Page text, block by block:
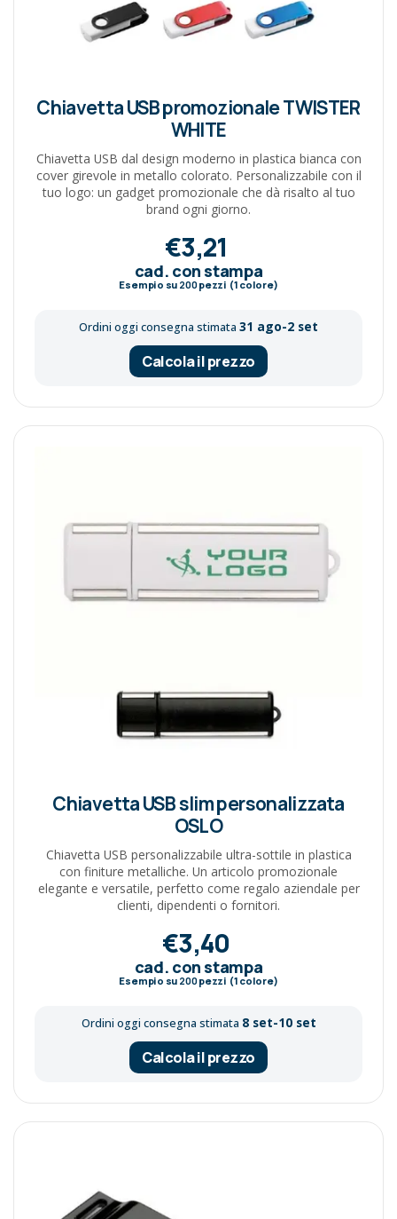
Chiavetta USB promozionale TWISTER
WHITE
Chiavetta USB dal design moderno in plastica bianca con
cover girevole in metallo colorato. Personalizzabile con il
tuo logo: un gadget promozionale che dà risalto al tuo
brand ogni giorno.
€3,21
cad. con stampa
Esempio su 200pezzi (1 colore)
Ordini oggi consegna stimata 31 ago-2 set
Calcola il prezzo
Chiavetta USB slim personalizzata
OSLO
Chiavetta USB personalizzabile ultra-sottile in plastica
con finiture metalliche. Un articolo promozionale
elegante e versatile, perfetto come regalo aziendale per
clienti, dipendenti o fornitori.
€3,40
cad. con stampa
Esempio su 200pezzi (1 colore)
Ordini oggi consegna stimata 8 set-10 set
Calcola il prezzo